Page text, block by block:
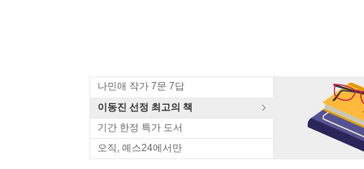
나민애 작가 7문 7답
이동진 선정 최고의 책
기간 한정 특가 도서
오직, 예스24에서만